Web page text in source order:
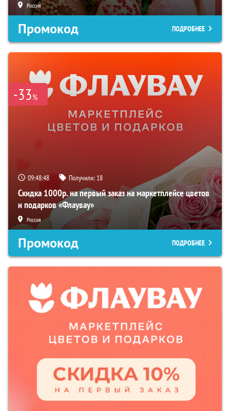
Россия
Промокод ПОДРОБНЕЕ
-33%
09:48:47 Получили: 18
Скидка 1000р. на первый заказ на маркетплейсе цветов
и подарков «Флаувау»
Россия
Промокод ПОДРОБНЕЕ